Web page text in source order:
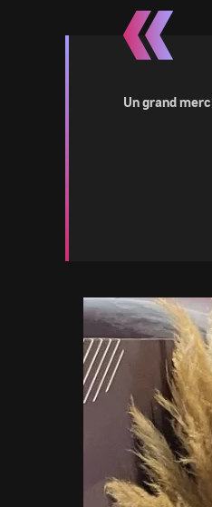
Un grand
Image